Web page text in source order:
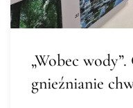
„Wobec
gnieźnianie